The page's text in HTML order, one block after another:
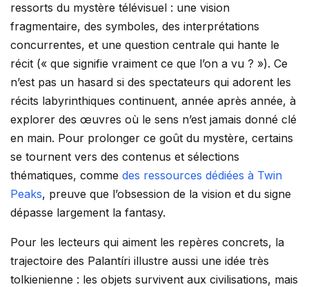
ressorts du mystère télévisuel : une vision
fragmentaire, des symboles, des interprétations
concurrentes, et une question centrale qui hante le
récit (« que signifie vraiment ce que l’on a vu ? »). Ce
n’est pas un hasard si des spectateurs qui adorent les
récits labyrinthiques continuent, année après année, à
explorer des œuvres où le sens n’est jamais donné clé
en main. Pour prolonger ce goût du mystère, certains
se tournent vers des contenus et sélections
thématiques, comme des ressources dédiées à Twin
Peaks, preuve que l’obsession de la vision et du signe
dépasse largement la fantasy.
Pour les lecteurs qui aiment les repères concrets, la
trajectoire des Palantíri illustre aussi une idée très
tolkienienne : les objets survivent aux civilisations, mais